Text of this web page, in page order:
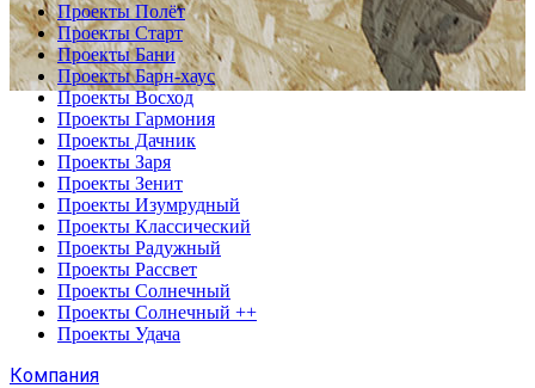
Проекты Полёт
Проекты Старт
Проекты Бани
Проекты Барн-хаус
Проекты Восход
Проекты Гармония
Проекты Дачник
Проекты Заря
Проекты Зенит
Проекты Изумрудный
Проекты Классический
Проекты Радужный
Проекты Рассвет
Проекты Солнечный
Проекты Солнечный ++
Проекты Удача
Компания